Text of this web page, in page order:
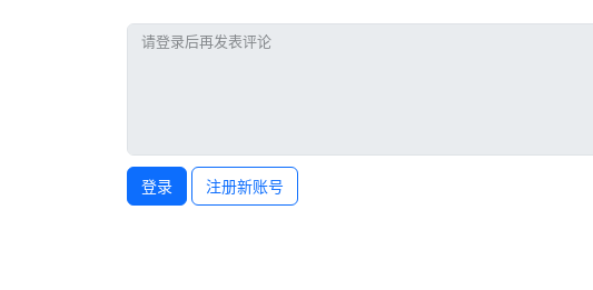
登录 注册新账号